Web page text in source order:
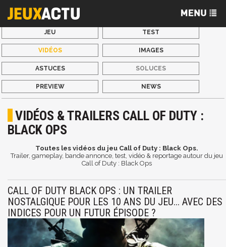
JEU TEST
VIDÉOS IMAGES
ASTUCES SOLUCES
PREVIEW NEWS
VIDÉOS & TRAILERS CALL OF DUTY :
BLACK OPS
Toutes les vidéos du jeu Call of Duty : Black Ops.
Trailer, gameplay, bande annonce, test, vidéo & reportage autour du jeu
Call of Duty : Black Ops
CALL OF DUTY BLACK OPS : UN TRAILER
NOSTALGIQUE POUR LES 10 ANS DU JEU... AVEC DES
INDICES POUR UN FUTUR ÉPISODE ?